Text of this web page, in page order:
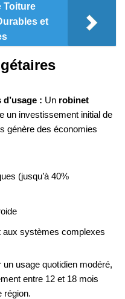
Toiture
et
: Un robinet
un investissement initial de
génère des économies
(jusqu’à 40%
aux systèmes complexes
un usage quotidien modéré,
entre 12 et 18 mois
région.